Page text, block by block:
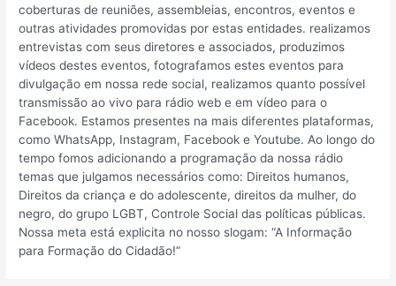
coberturas de reuniões, assembleias, encontros, eventos e
outras atividades promovidas por estas entidades. realizamos
entrevistas com seus diretores e associados, produzimos
vídeos destes eventos, fotografamos estes eventos para
divulgação em nossa rede social, realizamos quanto possível
transmissão ao vivo para rádio web e em vídeo para o
Facebook. Estamos presentes na mais diferentes plataformas,
como WhatsApp, Instagram, Facebook e Youtube. Ao longo do
tempo fomos adicionando a programação da nossa rádio
temas que julgamos necessários como: Direitos humanos,
Direitos da criança e do adolescente, direitos da mulher, do
negro, do grupo LGBT, Controle Social das políticas públicas.
Nossa meta está explicita no nosso slogam: “A Informação
para Formação do Cidadão!”